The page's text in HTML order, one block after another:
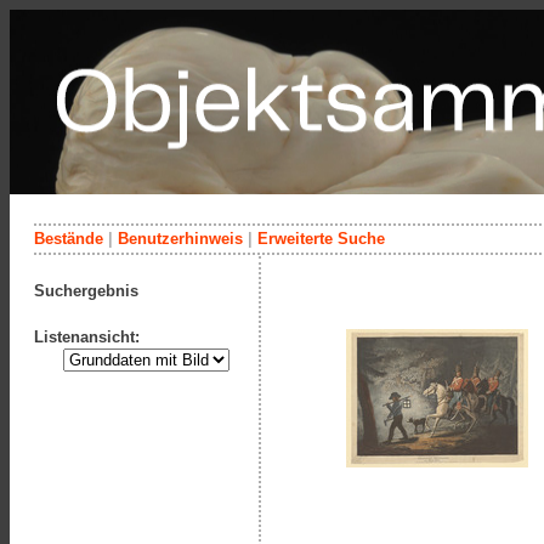
Bestände Benutzerhinweis Erweiterte Suche
Suchergebnis
Listenansicht: